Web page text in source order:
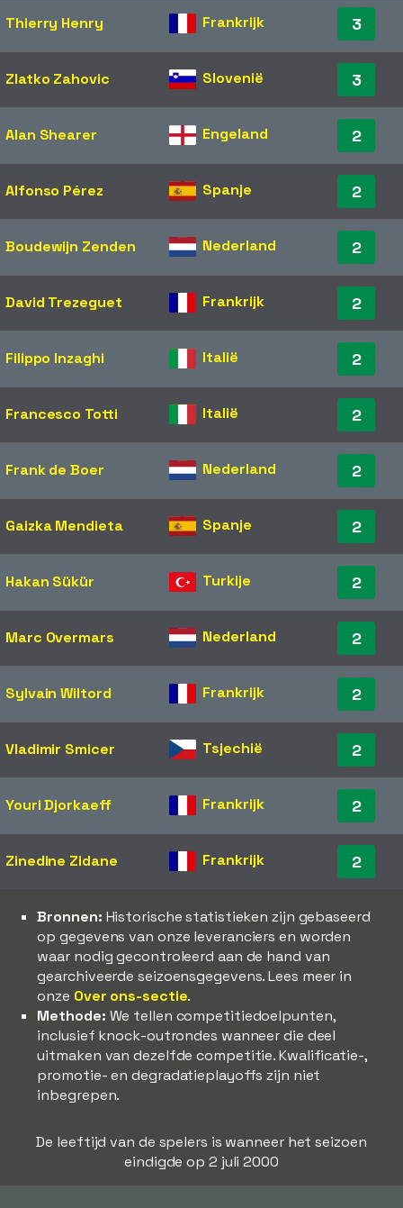
Thierry Henry Frankrijk 3
Zlatko Zahovic Slovenië 3
Alan Shearer Engeland 2
Alfonso Pérez Spanje 2
Boudewijn Zenden Nederland 2
David Trezeguet Frankrijk 2
Filippo Inzaghi Italië 2
Francesco Totti Italië 2
Frank de Boer Nederland 2
Gaizka Mendieta Spanje 2
Hakan Sükür Turkije 2
Marc Overmars Nederland 2
Sylvain Wiltord Frankrijk 2
Vladimir Smicer Tsjechië 2
Youri Djorkaeff Frankrijk 2
Zinedine Zidane Frankrijk 2
Bronnen: Historische statistieken zijn gebaseerd
op gegevens van onze leveranciers en worden
waar nodig gecontroleerd aan de hand van
gearchiveerde seizoensgegevens. Lees meer in
onze Over ons-sectie.
Methode: We tellen competitiedoelpunten,
inclusief knock-outrondes wanneer die deel
uitmaken van dezelfde competitie. Kwalificatie-,
promotie- en degradatieplayoffs zijn niet
inbegrepen.
De leeftijd van de spelers is wanneer het seizoen
eindigde op 2 juli 2000